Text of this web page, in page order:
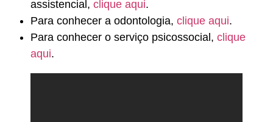
assistencial, clique aqui.
Para conhecer a odontologia, clique aqui.
Para conhecer o serviço psicossocial, clique
aqui.